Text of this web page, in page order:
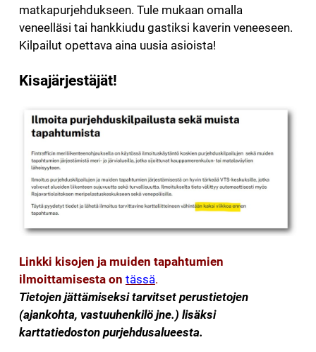
matkapurjehdukseen. Tule mukaan omalla
veneelläsi tai hankkiudu gastiksi kaverin veneeseen.
Kilpailut opettava aina uusia asioista!
Kisajärjestäjät!
Linkki kisojen ja muiden tapahtumien
ilmoittamisesta on tässä.
Tietojen jättämiseksi tarvitset perustietojen
(ajankohta, vastuuhenkilö jne.) lisäksi
karttatiedoston purjehdusalueesta.